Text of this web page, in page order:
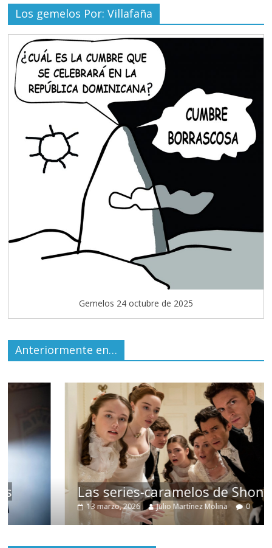
Los gemelos Por: Villafaña
Gemelos 24 octubre de 2025
Anteriormente en…
Las series-caramelos de Shondaland
13 marzo, 2026 Julio Martínez Molina 0